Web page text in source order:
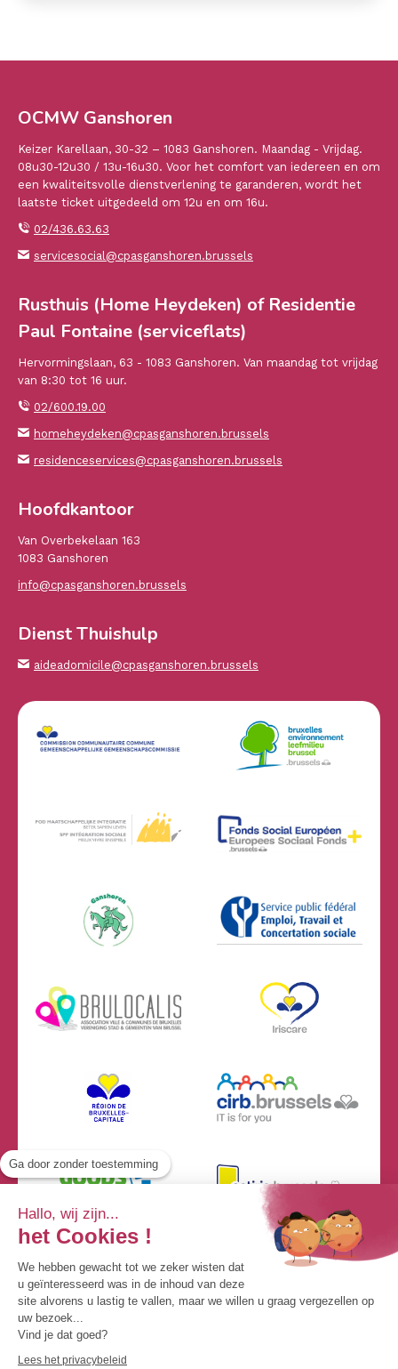
OCMW Ganshoren
Keizer Karellaan, 30-32 – 1083 Ganshoren. Maandag - Vrijdag.
08u30-12u30 / 13u-16u30. Voor het comfort van iedereen en om
een kwaliteitsvolle dienstverlening te garanderen, wordt het
laatste ticket uitgedeeld om 12u en om 16u.
02/436.63.63
servicesocial@cpasganshoren.brussels
Rusthuis (Home Heydeken) of Residentie
Paul Fontaine (serviceflats)
Hervormingslaan, 63 - 1083 Ganshoren. Van maandag tot vrijdag
van 8:30 tot 16 uur.
02/600.19.00
homeheydeken@cpasganshoren.brussels
residenceservices@cpasganshoren.brussels
Hoofdkantoor
Van Overbekelaan 163
1083 Ganshoren
info@cpasganshoren.brussels
Dienst Thuishulp
aideadomicile@cpasganshoren.brussels
© By Poush
Ga door zonder toestemming
Hallo, wij zijn...
het Cookies !
We hebben gewacht tot we zeker wisten dat
u geïnteresseerd was in de inhoud van deze
site alvorens u lastig te vallen, maar we willen u graag vergezellen op
uw bezoek...
Vind je dat goed?
Lees het privacybeleid